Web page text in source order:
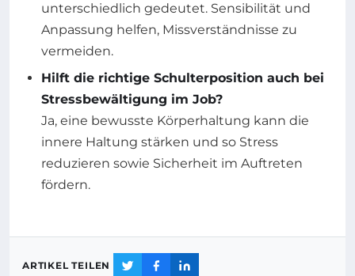
unterschiedlich gedeutet. Sensibilität und
Anpassung helfen, Missverständnisse zu
vermeiden.
Hilft die richtige Schulterposition auch bei
Stressbewältigung im Job?
Ja, eine bewusste Körperhaltung kann die
innere Haltung stärken und so Stress
reduzieren sowie Sicherheit im Auftreten
fördern.
ARTIKEL TEILEN